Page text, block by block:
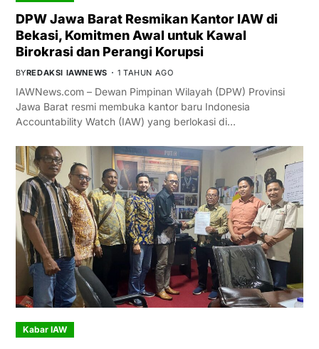
DPW Jawa Barat Resmikan Kantor IAW di
Bekasi, Komitmen Awal untuk Kawal
Birokrasi dan Perangi Korupsi
BYREDAKSI IAWNEWS 1 TAHUN AGO
IAWNews.com – Dewan Pimpinan Wilayah (DPW) Provinsi
Jawa Barat resmi membuka kantor baru Indonesia
Accountability Watch (IAW) yang berlokasi di…
Kabar IAW